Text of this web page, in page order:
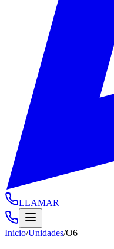
LLAMAR
Inicio/Unidades/O6